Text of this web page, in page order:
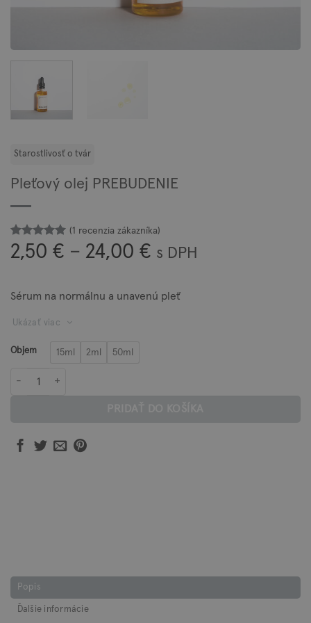
Pleťový olej PREBUDENIE
Hodnotenie
5z 5 na
1
recenzie
(1 recenzia zákazníka)
2,50 € – 24,00 € Price
2,50 €
s DPH
Sérum na normálnu a unavenú pleť
Ukázať viac
Objem 15ml 2ml 50ml
Popis
Ďalšie informácie